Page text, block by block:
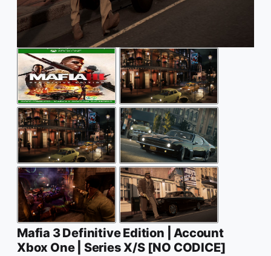
Mafia 3 Definitive Edition | Account
Xbox One | Series X/S [NO CODICE]